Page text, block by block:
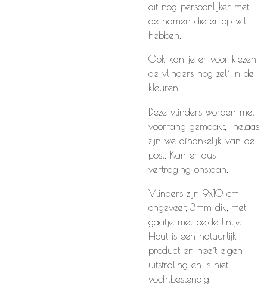
dit nog persoonlijker met
de namen die er op wil
hebben.
Ook kan je er voor kiezen
de vlinders nog zelf in de
kleuren.
Deze vlinders worden met
voorrang gemaakt, helaas
zijn we afhankelijk van de
post. Kan er dus
vertraging onstaan.
Vlinders zijn 9x10 cm
ongeveer, 3mm dik, met
gaatje met beide lintje.
Hout is een natuurlijk
product en heeft eigen
uitstraling en is niet
vochtbestendig.